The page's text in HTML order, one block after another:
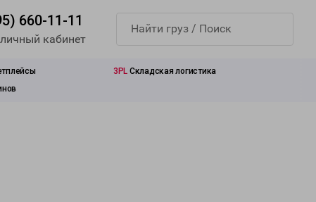
660-11-11
кабинет
3PL Складская логистика